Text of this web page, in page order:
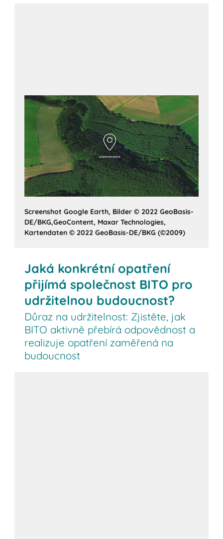
Screenshot Google Earth, Bilder © 2022 GeoBasis-
DE/BKG,GeoContent, Maxar Technologies,
Kartendaten © 2022 GeoBasis-DE/BKG (©2009)
View on Google Maps
Jaká konkrétní opatření
přijímá společnost BITO pro
udržitelnou budoucnost?
Důraz na udržitelnost: Zjistěte, jak
BITO aktivně přebírá odpovědnost a
realizuje opatření zaměřená na
budoucnost